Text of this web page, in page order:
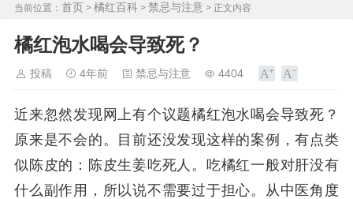
当前位置： 首页 > 橘红百科 > 禁忌与注意 > 正文内容
橘红泡水喝会导致死？
投稿 4年前 禁忌与注意 4404
近来忽然发现网上有个议题橘红泡水喝会导致死？
原来是不会的。目前还没发现这样的案例，有点类
似陈皮的：陈皮生姜吃死人。吃橘红一般对肝没有
什么副作用，所以说不需要过于担心。从中医角度